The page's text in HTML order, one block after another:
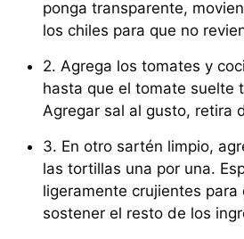
ponga transparente,
los chiles para que no
2. Agrega los tomates y
hasta que el tomate suelte
Agregar sal al gusto, retira
3. En otro sartén limpio,
las tortillas una por una.
ligeramente crujientes para
sostener el resto de los